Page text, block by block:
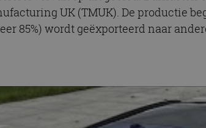
UK (TMUK). De productie
85%) wordt geëxporteerd naar